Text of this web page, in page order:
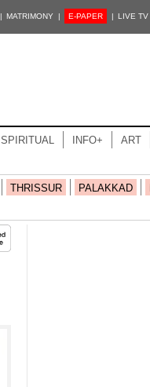
MATRIMONY | E-PAPER | LIVE TV
SPIRITUAL INFO+ ART
THRISSUR PALAKKAD